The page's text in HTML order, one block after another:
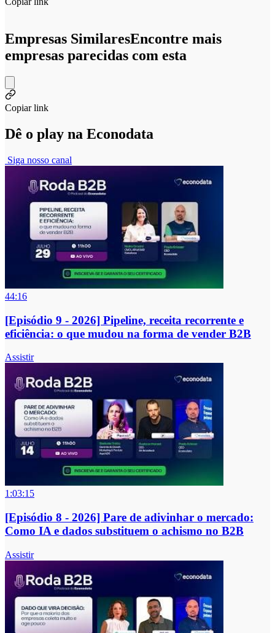
Empresas SimilaresEncontre mais
empresas parecidas com esta
Copiar link
Dê o play na Econodata
Siga nosso canal
44:16
[Episódio 9 - 2026] Pipeline, receita recorrente e
eficiência: o que mudou na forma de vender B2B
Assistir
1:03:15
[Episódio 8 - 2026] Pare de adivinhar o mercado:
Como IA e dados substituem o achismo no B2B
Assistir